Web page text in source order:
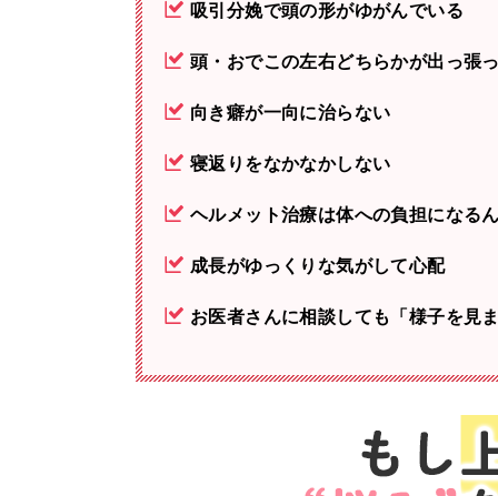
吸引分娩で頭の形がゆがんでいる
頭・おでこの左右どちらかが出っ張
向き癖が一向に治らない
寝返りをなかなかしない
ヘルメット治療は体への負担になる
成長がゆっくりな気がして心配
お医者さんに相談しても「様子を見